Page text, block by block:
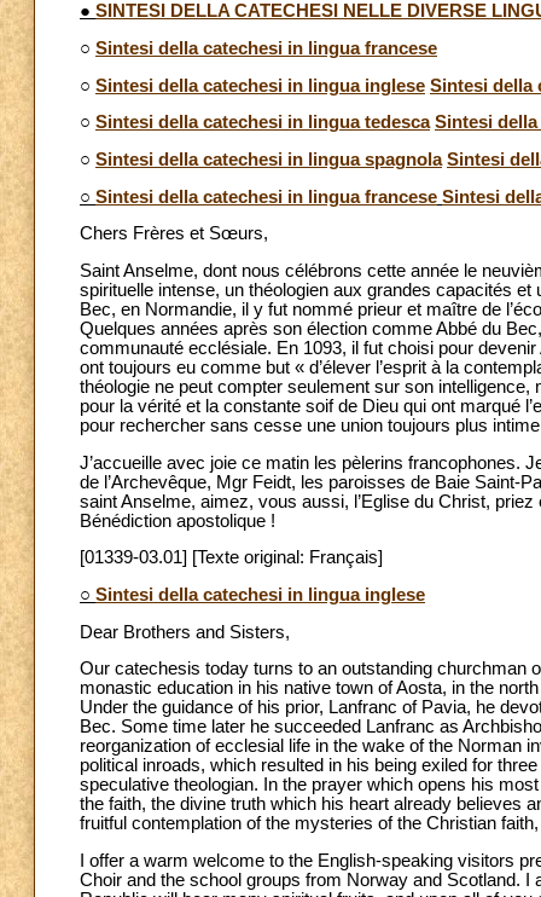
● SINTESI DELLA CATECHESI NELLE DIVERSE
○ Sintesi della catechesi in lingua francese
○ Sintesi della catechesi in lingua inglese Sintesi della
○ Sintesi della catechesi in lingua tedesca Sintesi
○ Sintesi della catechesi in lingua spagnola Sintesi
○ Sintesi della catechesi in lingua francese Sintesi
Chers Frères et Sœurs,
Saint Anselme, dont nous célébrons cette année le
spirituelle intense, un théologien aux grandes capacités et
Bec, en Normandie, il y fut nommé prieur et maître de
Quelques années après son élection comme Abbé du
communauté ecclésiale. En 1093, il fut choisi pour
ont toujours eu comme but « d’élever l’esprit à la
théologie ne peut compter seulement sur son intelligence,
pour la vérité et la constante soif de Dieu qui ont marqué
pour rechercher sans cesse une union toujours plus
J’accueille avec joie ce matin les pèlerins francophones.
de l’Archevêque, Mgr Feidt, les paroisses de Baie Saint-
saint Anselme, aimez, vous aussi, l’Eglise du Christ,
Bénédiction apostolique !
[01339-03.01] [Texte original: Français]
○ Sintesi della catechesi in lingua inglese
Dear Brothers and Sisters,
Our catechesis today turns to an outstanding churchman
monastic education in his native town of Aosta, in the
Under the guidance of his prior, Lanfranc of Pavia, he
Bec. Some time later he succeeded Lanfranc as
reorganization of ecclesial life in the wake of the Norman
political inroads, which resulted in his being exiled for
speculative theologian. In the prayer which opens his
the faith, the divine truth which his heart already believes
fruitful contemplation of the mysteries of the Christian
I offer a warm welcome to the English-speaking visitors
Choir and the school groups from Norway and Scotland.